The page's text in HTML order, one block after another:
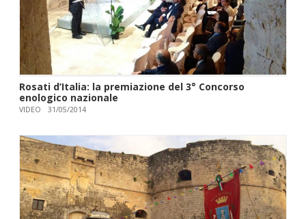
Rosati d’Italia: la premiazione del 3° Concorso
enologico nazionale
VIDEO 31/05/2014